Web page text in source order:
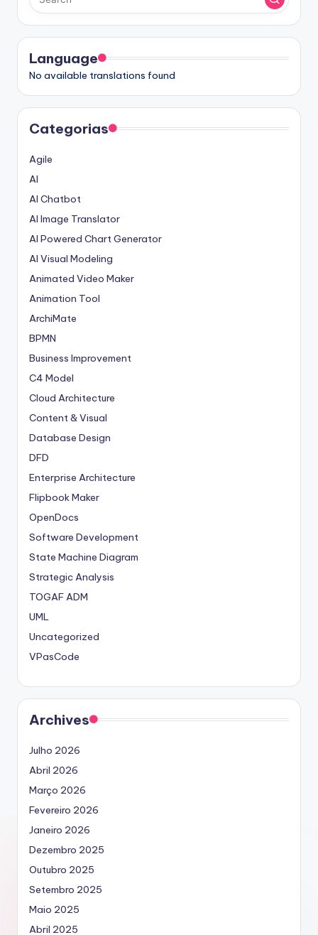
Language
No available translations found
Categorias
Agile
AI
AI Chatbot
AI Image Translator
AI Powered Chart Generator
AI Visual Modeling
Animated Video Maker
Animation Tool
ArchiMate
BPMN
Business Improvement
C4 Model
Cloud Architecture
Content & Visual
Database Design
DFD
Enterprise Architecture
Flipbook Maker
OpenDocs
Software Development
State Machine Diagram
Strategic Analysis
TOGAF ADM
UML
Uncategorized
VPasCode
Archives
Julho 2026
Abril 2026
Março 2026
Fevereiro 2026
Janeiro 2026
Dezembro 2025
Outubro 2025
Setembro 2025
Maio 2025
Abril 2025